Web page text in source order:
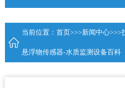
当前位置： 首页>>>新闻中心>>>
悬浮物传感器-水质监测设备百科